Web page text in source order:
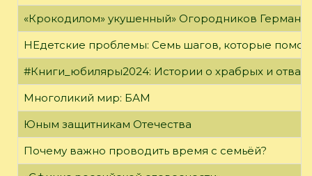
«Крокодилом» укушенный» Огородников Герман
НЕдетские проблемы: Семь шагов, которые
#Книги_юбиляры2024: Истории о храбрых и
Многоликий мир: БАМ
Юным защитникам Отечества
Почему важно проводить время с семьёй?